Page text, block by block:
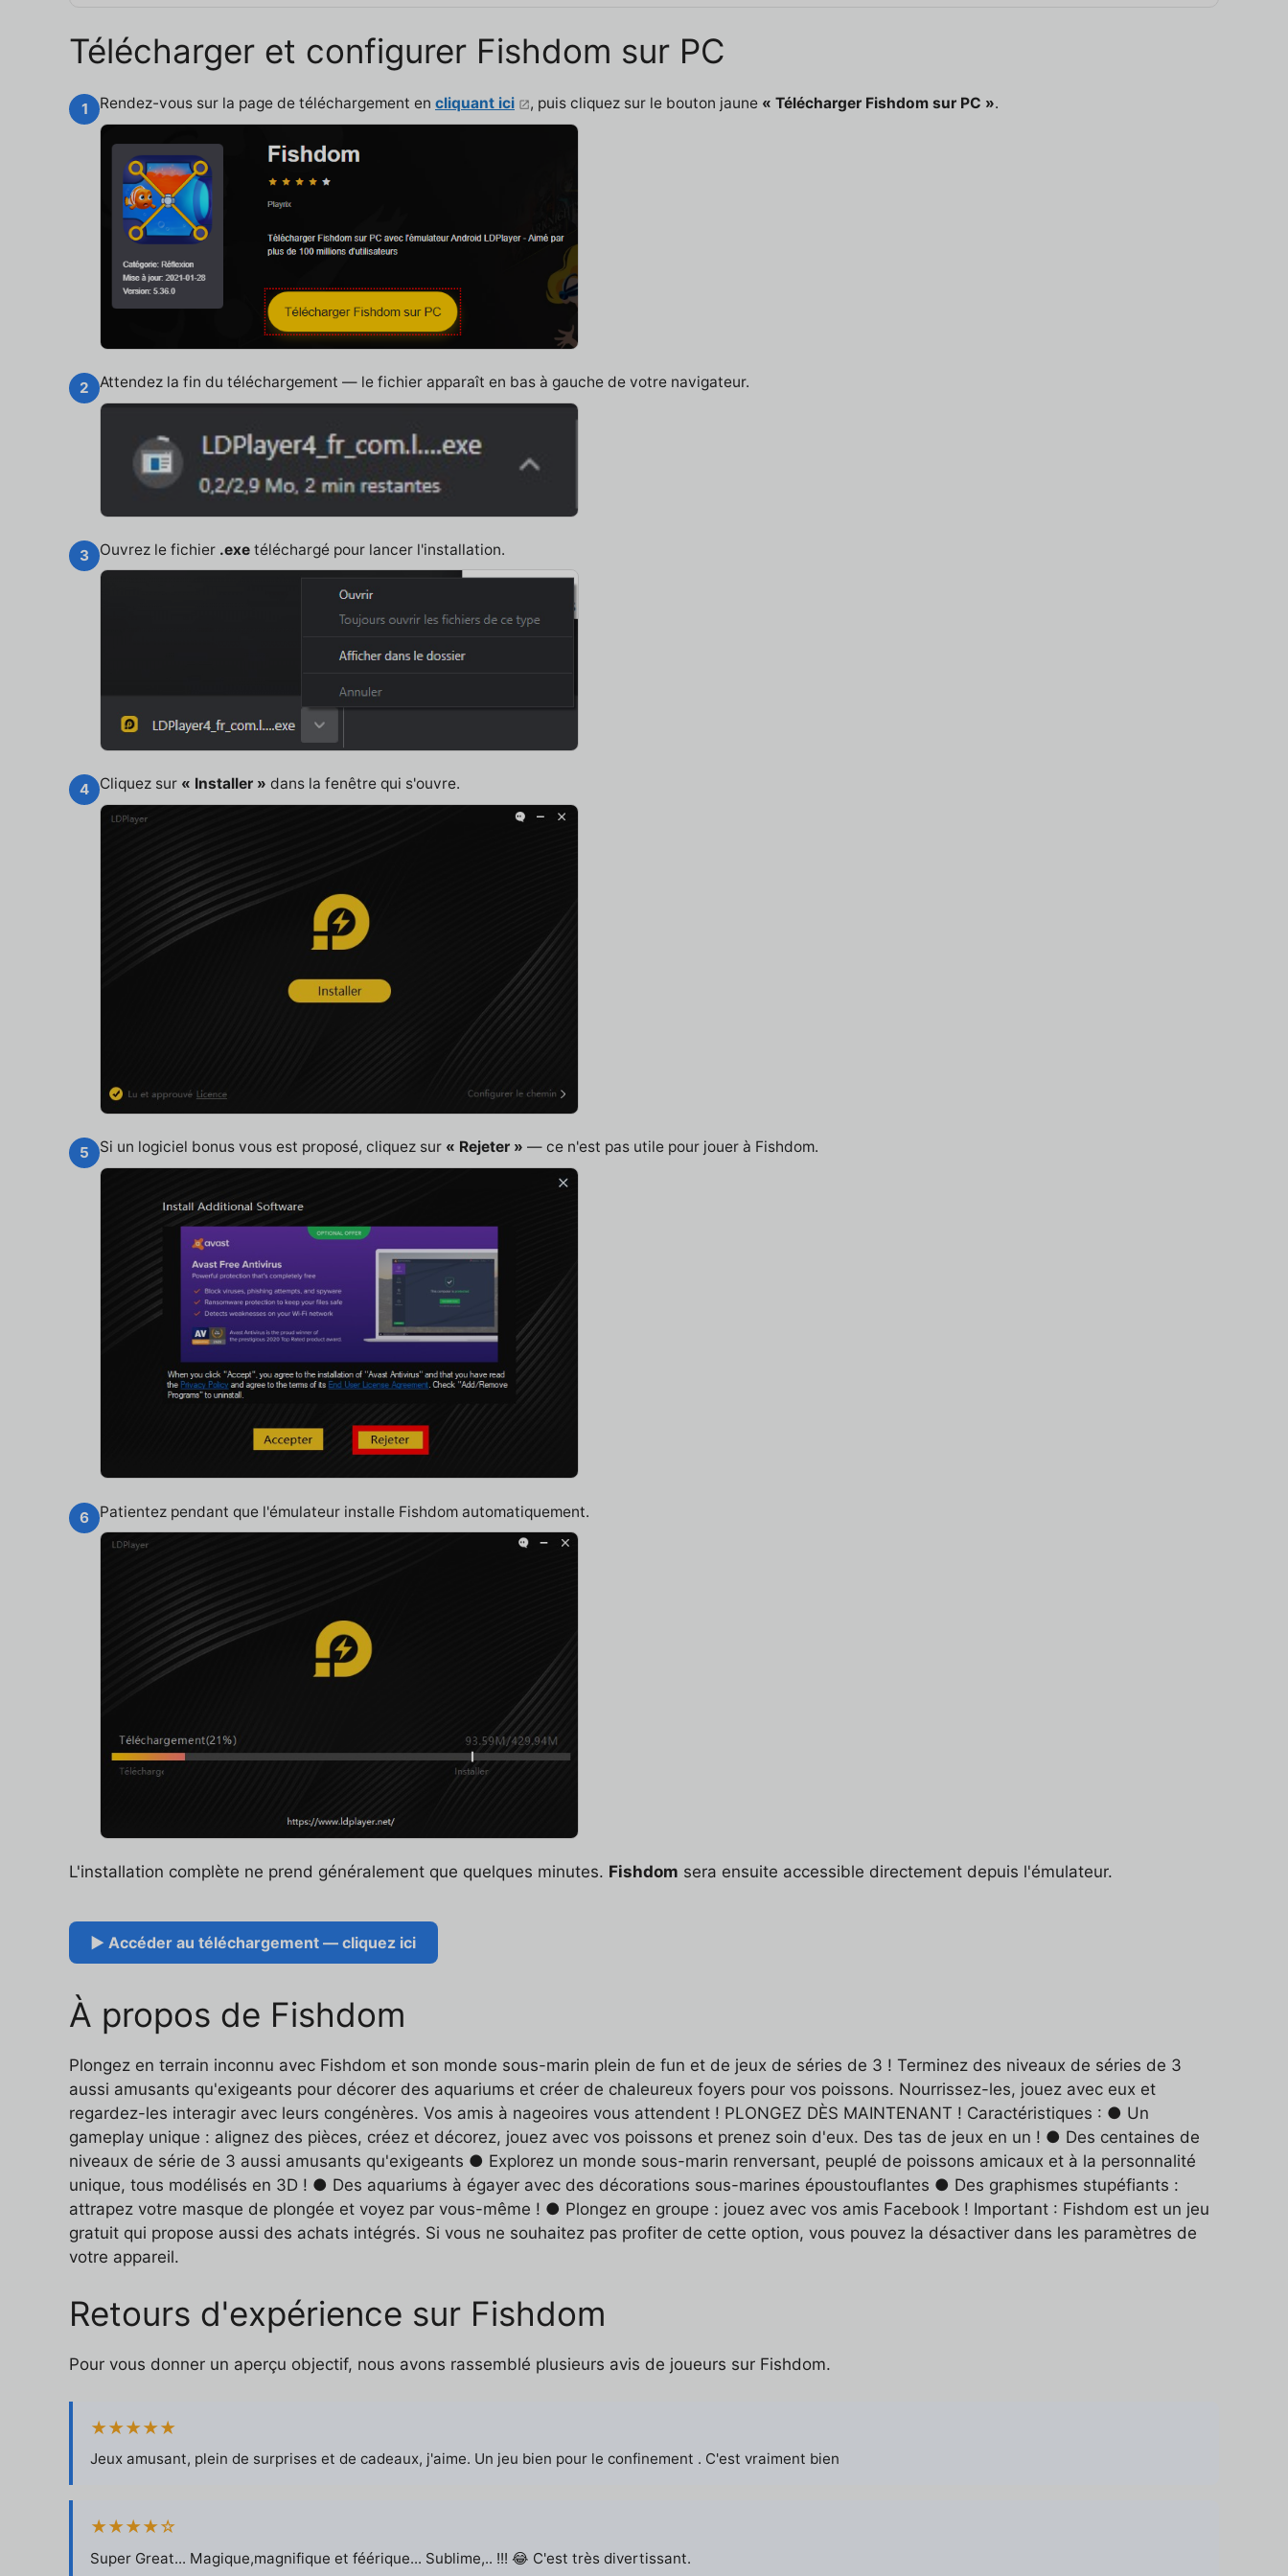
Télécharger et configurer Fishdom sur PC
1 Rendez-vous sur la page de téléchargement en cliquant ici , puis cliquez sur le bouton jaune « Télécharger Fishdom sur PC ».
2 Attendez la fin du téléchargement — le fichier apparaît en bas à gauche de votre navigateur.
3 Ouvrez le fichier .exe téléchargé pour lancer l'installation.
4 Cliquez sur « Installer » dans la fenêtre qui s'ouvre.
5 Si un logiciel bonus vous est proposé, cliquez sur « Rejeter » — ce n'est pas utile pour jouer à Fishdom.
6 Patientez pendant que l'émulateur installe Fishdom automatiquement.
L'installation complète ne prend généralement que quelques minutes. Fishdom sera ensuite accessible directement depuis l'émulateur.
▶ Accéder au téléchargement — cliquez ici
À propos de Fishdom
Plongez en terrain inconnu avec Fishdom et son monde sous-marin plein de fun et de jeux de séries de 3 ! Terminez des niveaux de séries de 3
aussi amusants qu'exigeants pour décorer des aquariums et créer de chaleureux foyers pour vos poissons. Nourrissez-les, jouez avec eux et
regardez-les interagir avec leurs congénères. Vos amis à nageoires vous attendent ! PLONGEZ DÈS MAINTENANT ! Caractéristiques : ● Un
gameplay unique : alignez des pièces, créez et décorez, jouez avec vos poissons et prenez soin d'eux. Des tas de jeux en un ! ● Des centaines de
niveaux de série de 3 aussi amusants qu'exigeants ● Explorez un monde sous-marin renversant, peuplé de poissons amicaux et à la personnalité
unique, tous modélisés en 3D ! ● Des aquariums à égayer avec des décorations sous-marines époustouflantes ● Des graphismes stupéfiants :
attrapez votre masque de plongée et voyez par vous-même ! ● Plongez en groupe : jouez avec vos amis Facebook ! Important : Fishdom est un jeu
gratuit qui propose aussi des achats intégrés. Si vous ne souhaitez pas profiter de cette option, vous pouvez la désactiver dans les paramètres de
votre appareil.
Retours d'expérience sur Fishdom
Pour vous donner un aperçu objectif, nous avons rassemblé plusieurs avis de joueurs sur Fishdom.
★★★★★
Jeux amusant, plein de surprises et de cadeaux, j'aime. Un jeu bien pour le confinement . C'est vraiment bien
★★★★☆
Super Great... Magique,magnifique et féérique... Sublime,.. !!! 😂 C'est très divertissant.